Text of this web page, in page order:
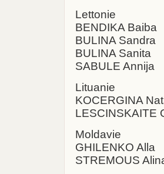
Lettonie
BENDIKA Baiba
BULINA Sandra
BULINA Sanita
SABULE Annija
Lituanie
KOCERGINA
LESCINSKAITE
Moldavie
GHILENKO Alla
STREMOUS